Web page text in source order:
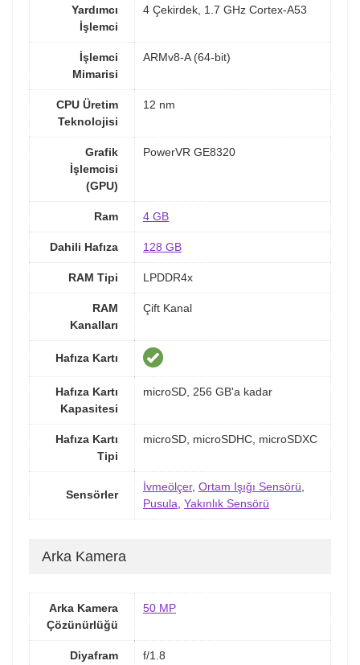
Yardımcı
İşlemci
4 Çekirdek, 1.7 GHz Cortex-A53
İşlemci
Mimarisi
ARMv8-A (64-bit)
CPU Üretim
Teknolojisi
12 nm
Grafik
İşlemcisi
(GPU)
PowerVR GE8320
Ram 4 GB
Dahili Hafıza 128 GB
RAM Tipi LPDDR4x
RAM
Kanalları
Çift Kanal
Hafıza Kartı
Hafıza Kartı
Kapasitesi
microSD, 256 GB'a kadar
Hafıza Kartı
Tipi
microSD, microSDHC, microSDXC
Sensörler
İvmeölçer, Ortam Işığı Sensörü,
Pusula, Yakınlık Sensörü
Arka Kamera
Arka Kamera
Çözünürlüğü
50 MP
Diyafram
f/1.8